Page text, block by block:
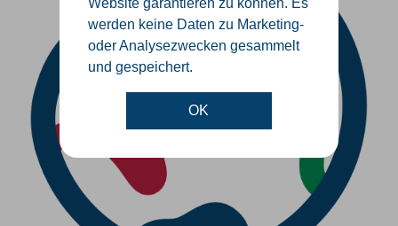
werden keine Daten zu Marketing-
oder Analysezwecken gesammelt
und gespeichert.
OK